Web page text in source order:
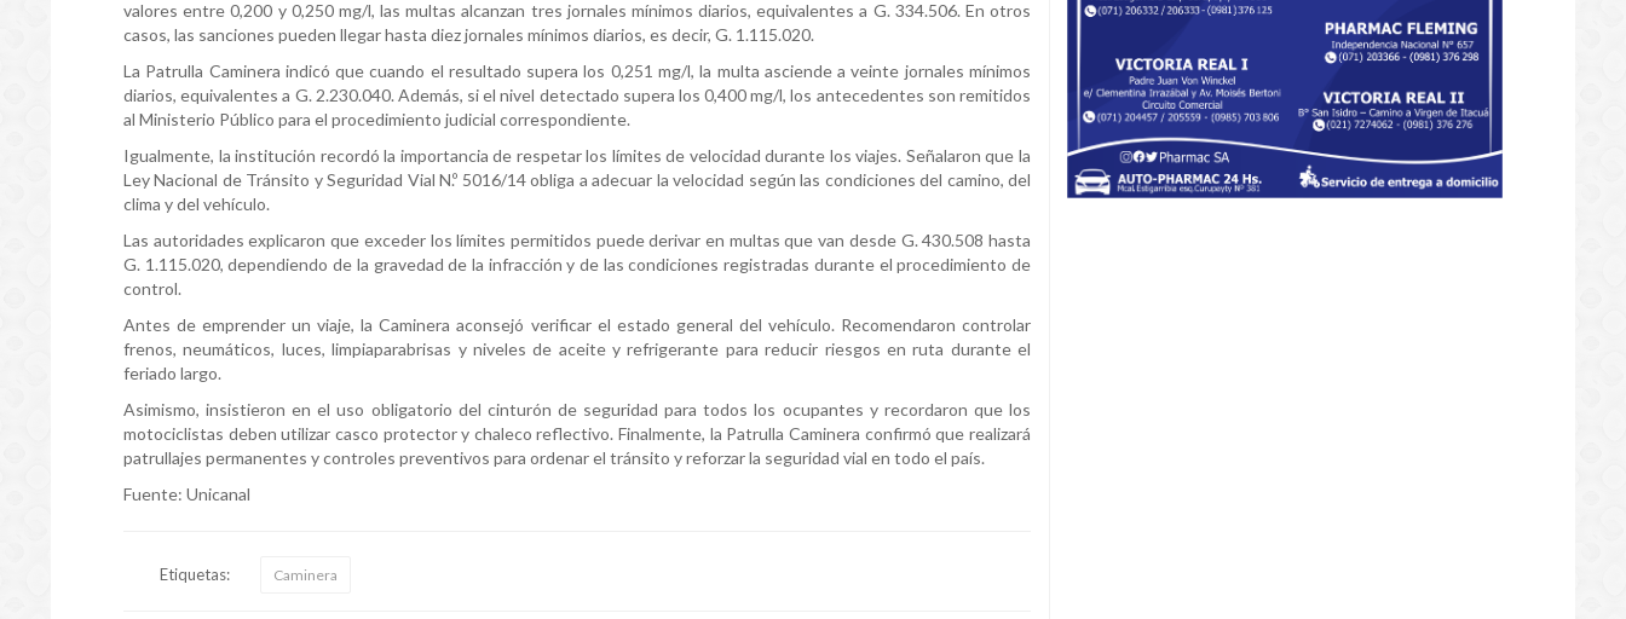
valores entre 0,200 y 0,250 mg/l, las multas alcanzan tres jornales mínimos diarios, equivalentes a G. 334.506. En otros
casos, las sanciones pueden llegar hasta diez jornales mínimos diarios, es decir, G. 1.115.020.
La Patrulla Caminera indicó que cuando el resultado supera los 0,251 mg/l, la multa asciende a veinte jornales mínimos
diarios, equivalentes a G. 2.230.040. Además, si el nivel detectado supera los 0,400 mg/l, los antecedentes son remitidos
al Ministerio Público para el procedimiento judicial correspondiente.
Igualmente, la institución recordó la importancia de respetar los límites de velocidad durante los viajes. Señalaron que la
Ley Nacional de Tránsito y Seguridad Vial N.º 5016/14 obliga a adecuar la velocidad según las condiciones del camino, del
clima y del vehículo.
Las autoridades explicaron que exceder los límites permitidos puede derivar en multas que van desde G. 430.508 hasta
G. 1.115.020, dependiendo de la gravedad de la infracción y de las condiciones registradas durante el procedimiento de
control.
Antes de emprender un viaje, la Caminera aconsejó verificar el estado general del vehículo. Recomendaron controlar
frenos, neumáticos, luces, limpiaparabrisas y niveles de aceite y refrigerante para reducir riesgos en ruta durante el
feriado largo.
Asimismo, insistieron en el uso obligatorio del cinturón de seguridad para todos los ocupantes y recordaron que los
motociclistas deben utilizar casco protector y chaleco reflectivo. Finalmente, la Patrulla Caminera confirmó que realizará
patrullajes permanentes y controles preventivos para ordenar el tránsito y reforzar la seguridad vial en todo el país.
Fuente: Unicanal
Etiquetas: Caminera